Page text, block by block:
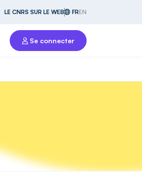
LE CNRS SUR LE WEB FREN
Se connecter